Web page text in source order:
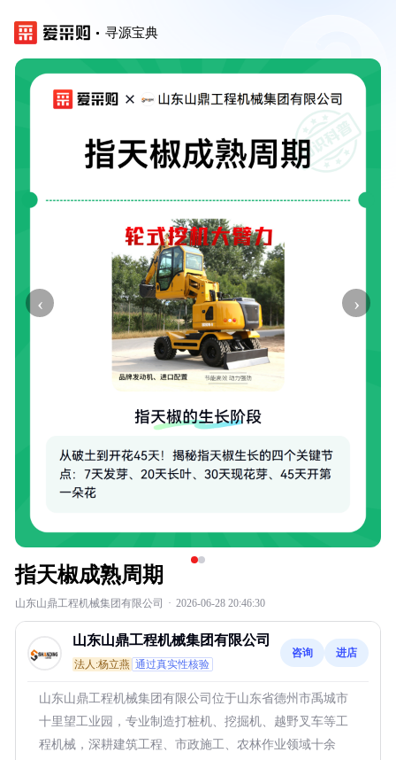
寻源宝典
‹ ›
指天椒成熟周期
山东山鼎工程机械集团有限公司 · 2026-06-28 20:46:30
山东山鼎工程机械集团有限公司
法人:杨立燕 通过真实性核验
咨询 进店
山东山鼎工程机械集团有限公司位于山东省德州市禹城市
十里望工业园，专业制造打桩机、挖掘机、越野叉车等工
程机械，深耕建筑工程、市政施工、农林作业领域十余